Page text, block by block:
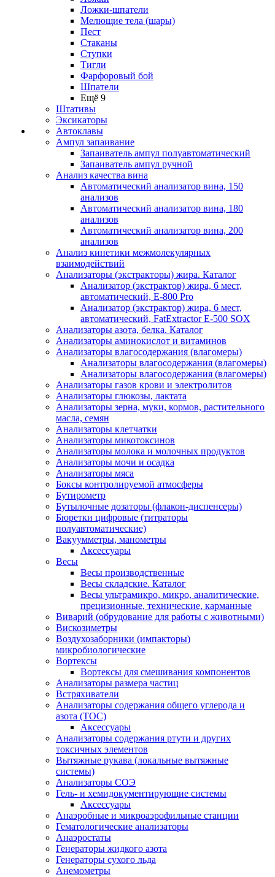
Ложки-шпатели
Мелющие тела (шары)
Пест
Стаканы
Ступки
Тигли
Фарфоровый бой
Шпатели
Ещё 9
Штативы
Эксикаторы
Автоклавы
Ампул запаивание
Запаиватель ампул полуавтоматический
Запаиватель ампул ручной
Анализ качества вина
Автоматический анализатор вина, 150
анализов
Автоматический анализатор вина, 180
анализов
Автоматический анализатор вина, 200
анализов
Анализ кинетики межмолекулярных
взаимодействий
Анализаторы (экстракторы) жира. Каталог
Анализатор (экстрактор) жира, 6 мест,
автоматический, E-800 Pro
Анализатор (экстрактор) жира, 6 мест,
автоматический, FatExtractor E-500 SOX
Анализаторы азота, белка. Каталог
Анализаторы аминокислот и витаминов
Анализаторы влагосодержания (влагомеры)
Анализаторы влагосодержания (влагомеры)
Анализаторы влагосодержания (влагомеры)
Анализаторы газов крови и электролитов
Анализаторы глюкозы, лактата
Анализаторы зерна, муки, кормов, растительного
масла, семян
Анализаторы клетчатки
Анализаторы микотоксинов
Анализаторы молока и молочных продуктов
Анализаторы мочи и осадка
Анализаторы мяса
Боксы контролируемой атмосферы
Бутирометр
Бутылочные дозаторы (флакон-диспенсеры)
Бюретки цифровые (титраторы
полуавтоматические)
Вакуумметры, манометры
Аксессуары
Весы
Весы производственные
Весы складские. Каталог
Весы ультрамикро, микро, аналитические,
прецизионные, технические, карманные
Виварий (обрудование для работы с животными)
Вискозиметры
Воздухозаборники (импакторы)
микробиологические
Вортексы
Вортексы для смешивания компонентов
Анализаторы размера частиц
Встряхиватели
Анализаторы содержания общего углерода и
азота (ТОС)
Аксессуары
Анализаторы содержания ртути и других
токсичных элементов
Вытяжные рукава (локальные вытяжные
системы)
Анализаторы СОЭ
Гель- и хемидокументирующие системы
Аксессуары
Анаэробные и микроаэрофильные станции
Гематологические анализаторы
Анаэростаты
Генераторы жидкого азота
Генераторы сухого льда
Анемометры